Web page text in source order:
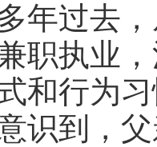
过去，
职执业
和行为
识到，